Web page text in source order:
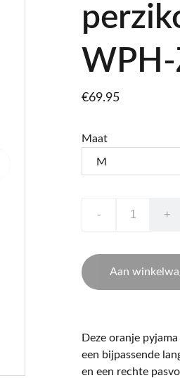
€69.95
Maat
- +
Aan
Deze oranje
een bijpassende
en een rechte